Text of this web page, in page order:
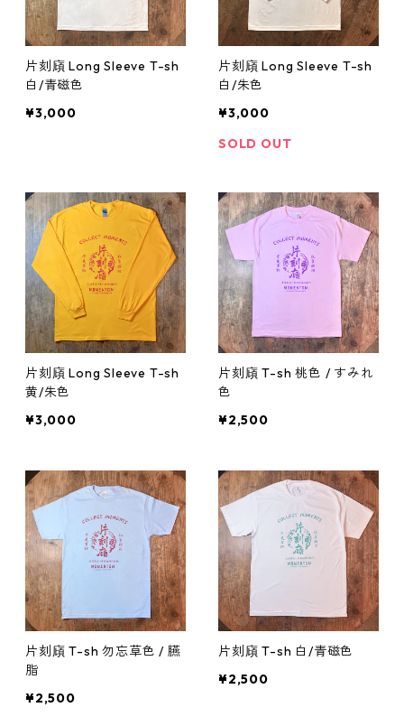
片刻廎 Long Sleeve T-sh
白/青磁色
¥3,000
片刻廎 Long Sleeve T-sh
白/朱色
¥3,000
SOLD OUT
片刻廎 Long Sleeve T-sh
黄/朱色
¥3,000
片刻廎 T-sh 桃色 / すみれ
色
¥2,500
片刻廎 T-sh 勿忘草色 / 臙
脂
¥2,500
片刻廎 T-sh 白/青磁色
¥2,500